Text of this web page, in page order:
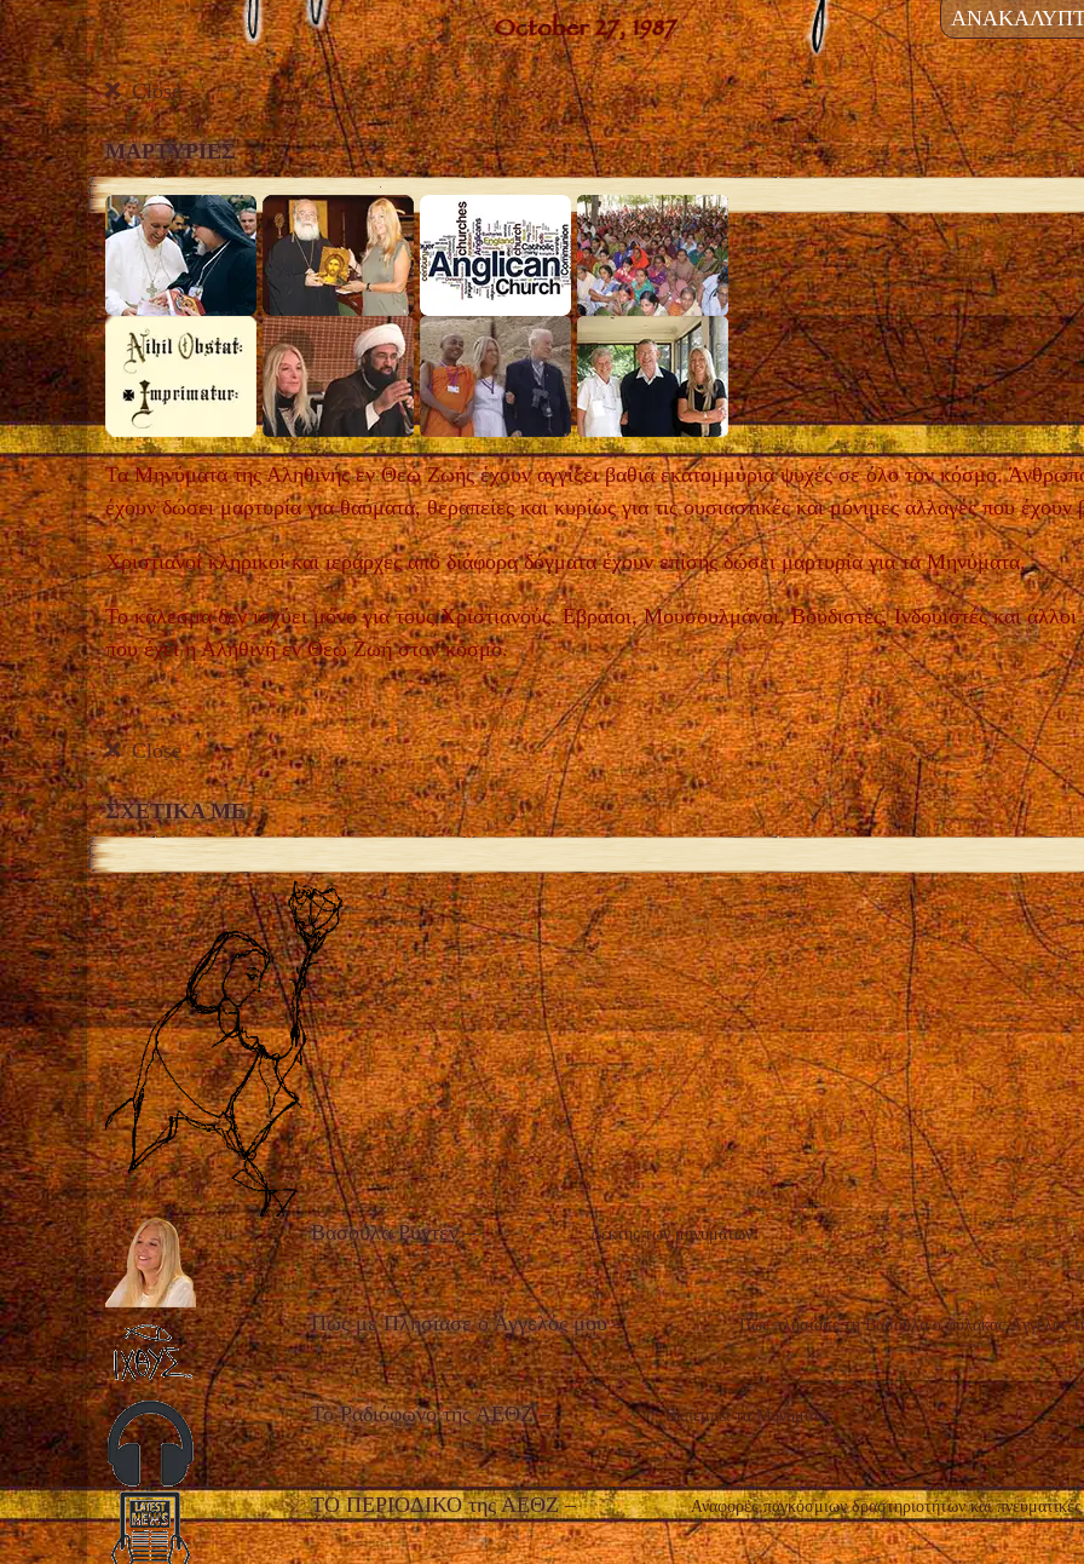
Close
ΜΑΡΤΥΡIΕΣ
Τα Μηνύματα της Αληθινής εν Θεώ Ζωής έχουν αγγίξει βαθιά εκατομμύρια ψυχές σε όλο τον κόσμο.
έχουν δώσει μαρτυρία για θαύματα, θεραπείες και κυρίως για τις ουσιαστικές και μόνιμες αλλαγές που
Χριστιανοί κληρικοί και ιεράρχες από διάφορα δόγματα έχουν επίσης δώσει μαρτυρία για τα Μηνύματα.
Το κάλεσμα δεν ισχύει μόνο για τους Χριστιανούς. Εβραίοι, Μουσουλμάνοι, Βουδιστές, Ινδουιστές και
που έχει η Αληθινή εν Θεώ Ζωή στον κόσμο.
Close
ΣΧΕΤΙΚΑ ΜΕ
Βασούλα Ρυντέν– Δέκτης των μηνυμάτων
Πώς με Πλησίασε ο Άγγελός μου– Πώς πλησίασε τη Βασούλα ο φύλακας Aγγελος
Το Ραδιόφωνο της ΑΕΘΖ– Εκπέμπει τα Μηνύματα
ΤΟ ΠΕΡΙΟΔΙΚΟ της ΑΕΘΖ– Αναφορές παγκόσμιων δραστηριοτήτων και πνευματικές